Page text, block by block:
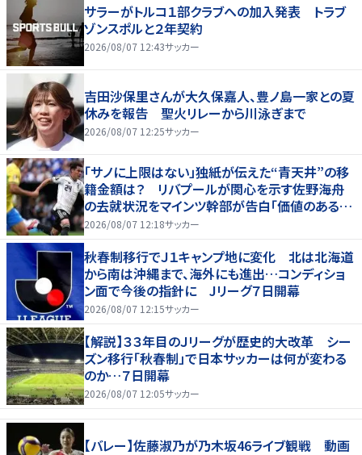
サラーがトルコ１部クラブへの加入発表 トラブ
ゾンスポルと２年契約
2026/08/07 12:43サッカー
吉田沙保里さんが大久保嘉人、豊ノ島一家との夏
休みを報告 聖火リレーから川泳ぎまで
2026/08/07 12:25サッカー
「サノに上限はない」独紙が伝えた“青天井”の移
籍金額は？ リバプールが関心を示す佐野海舟
の去就状況をマインツ幹部が告白「価値のあるも
のになる」
2026/08/07 12:18サッカー
秋春制移行でＪ１キャンプ地に変化 北は北海道
から南は沖縄まで、海外にも進出…コンディショ
ン面で今後の指針に Jリーグ７日開幕
2026/08/07 12:15サッカー
【解説】３３年目のＪリーグが歴史的大改革 シー
ズン移行「秋春制」で日本サッカーは何が変わる
のか…７日開幕
2026/08/07 12:05サッカー
【バレー】佐藤淑乃が乃木坂46ライブ観戦 動画